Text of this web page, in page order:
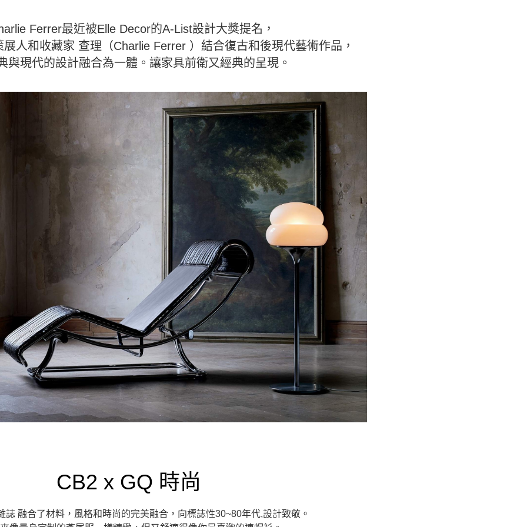
Ferrer最近被Elle Decor的A-List設計大獎提名，
人和收藏家 查理（Charlie Ferrer ）結合復古和後現代藝術作品，
與現代的設計融合為一體。讓家具前衛又經典的呈現。
CB2 x GQ 時尚
誌 融合了材料，風格和時尚的完美融合，向標誌性30~80年代,設計致敬。